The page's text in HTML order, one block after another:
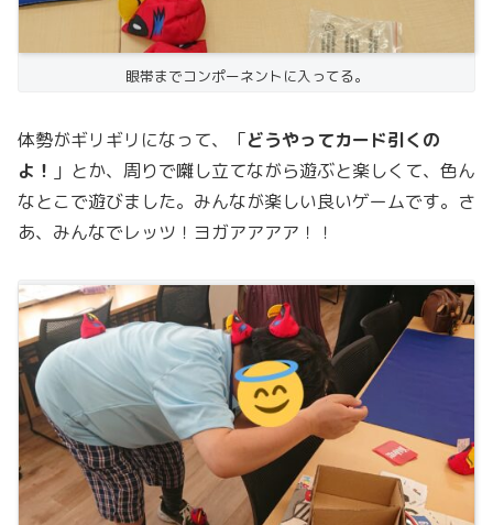
眼帯までコンポーネントに入ってる。
体勢がギリギリになって、「どうやってカード引くの
よ！ 」とか、周りで囃し立てながら遊ぶと楽しくて、色ん
なとこで遊びました。みんなが楽しい良いゲームです。さ
あ、みんなでレッツ！ヨガアアアア！！